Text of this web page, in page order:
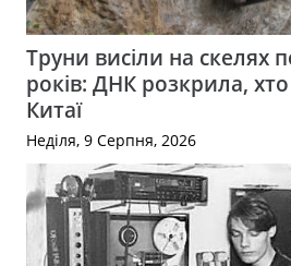
Труни висіли на скелях
років: ДНК розкрила,
Китаї
Неділя, 9 Серпня, 2026